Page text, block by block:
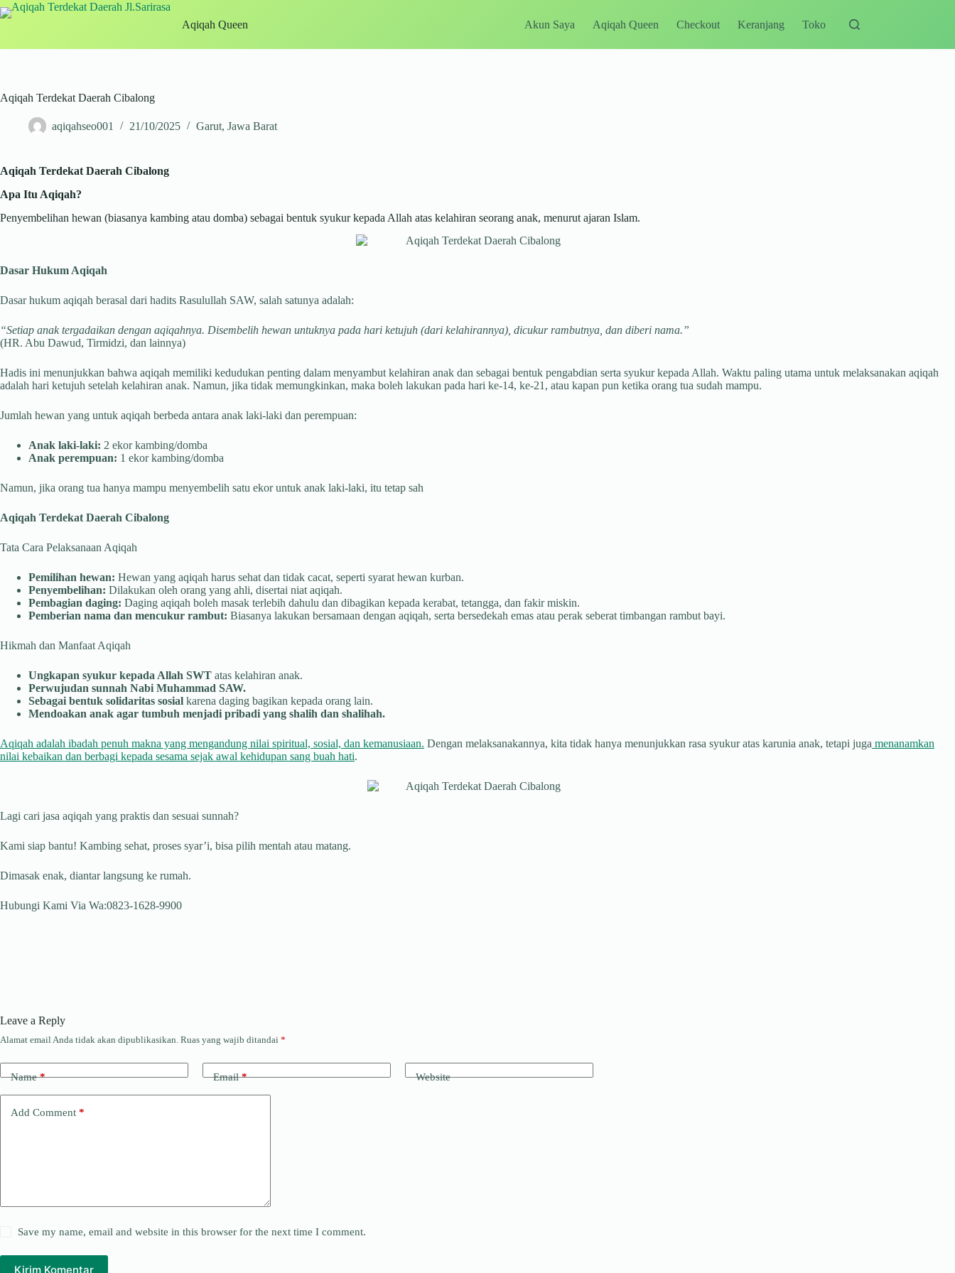
Skip
to
Aqiqah Queen Akun Saya Aqiqah Queen Checkout Keranjang Toko
Aqiqah Terdekat Daerah Cibalong
aqiqahseo001 21/10/2025 Garut, Jawa Barat
Aqiqah Terdekat Daerah Cibalong
Apa Itu Aqiqah?
Penyembelihan hewan (biasanya kambing atau domba) sebagai bentuk syukur kepada Allah atas kelahiran seorang anak, menurut ajaran Islam.
Dasar Hukum Aqiqah
Dasar hukum aqiqah berasal dari hadits Rasulullah SAW, salah satunya adalah:
“Setiap anak tergadaikan dengan aqiqahnya. Disembelih hewan untuknya pada hari ketujuh (dari kelahirannya), dicukur rambutnya, dan diberi nama.”
(HR. Abu Dawud, Tirmidzi, dan lainnya)
Hadis ini menunjukkan bahwa aqiqah memiliki kedudukan penting dalam menyambut kelahiran anak dan sebagai bentuk pengabdian serta syukur kepada Allah. Waktu paling utama untuk melaksanakan aqiqah
adalah hari ketujuh setelah kelahiran anak. Namun, jika tidak memungkinkan, maka boleh lakukan pada hari ke-14, ke-21, atau kapan pun ketika orang tua sudah mampu.
Jumlah hewan yang untuk aqiqah berbeda antara anak laki-laki dan perempuan:
Anak laki-laki: 2 ekor kambing/domba
Anak perempuan: 1 ekor kambing/domba
Namun, jika orang tua hanya mampu menyembelih satu ekor untuk anak laki-laki, itu tetap sah
Aqiqah Terdekat Daerah Cibalong
Tata Cara Pelaksanaan Aqiqah
Pemilihan hewan: Hewan yang aqiqah harus sehat dan tidak cacat, seperti syarat hewan kurban.
Penyembelihan: Dilakukan oleh orang yang ahli, disertai niat aqiqah.
Pembagian daging: Daging aqiqah boleh masak terlebih dahulu dan dibagikan kepada kerabat, tetangga, dan fakir miskin.
Pemberian nama dan mencukur rambut: Biasanya lakukan bersamaan dengan aqiqah, serta bersedekah emas atau perak seberat timbangan rambut bayi.
Hikmah dan Manfaat Aqiqah
Ungkapan syukur kepada Allah SWT atas kelahiran anak.
Perwujudan sunnah Nabi Muhammad SAW.
Sebagai bentuk solidaritas sosial karena daging bagikan kepada orang lain.
Mendoakan anak agar tumbuh menjadi pribadi yang shalih dan shalihah.
Aqiqah adalah ibadah penuh makna yang mengandung nilai spiritual, sosial, dan kemanusiaan. Dengan melaksanakannya, kita tidak hanya menunjukkan rasa syukur atas karunia anak, tetapi juga menanamkan
nilai kebaikan dan berbagi kepada sesama sejak awal kehidupan sang buah hati.
Lagi cari jasa aqiqah yang praktis dan sesuai sunnah?
Kami siap bantu! Kambing sehat, proses syar’i, bisa pilih mentah atau matang.
Dimasak enak, diantar langsung ke rumah.
Hubungi Kami Via Wa:0823-1628-9900
Leave a Reply
Alamat email Anda tidak akan dipublikasikan. Ruas yang wajib ditandai *
Name* Email* Website
Add Comment *
Save my name, email and website in this browser for the next time I comment.
Kirim Komentar